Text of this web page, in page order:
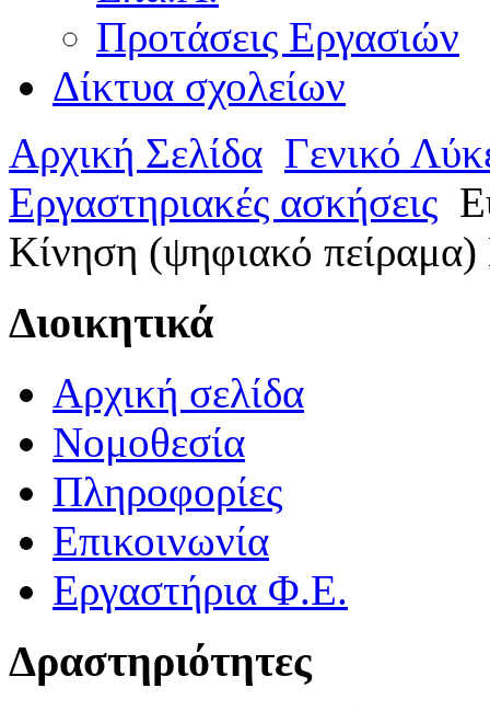
Προτάσεις Εργασιών
Δίκτυα σχολείων
Αρχική Σελίδα Γενικό
Εργαστηριακές ασκήσεις
Κίνηση (ψηφιακό
Διοικητικά
Αρχική σελίδα
Νομοθεσία
Πληροφορίες
Επικοινωνία
Εργαστήρια Φ.Ε.
Δραστηριότητες